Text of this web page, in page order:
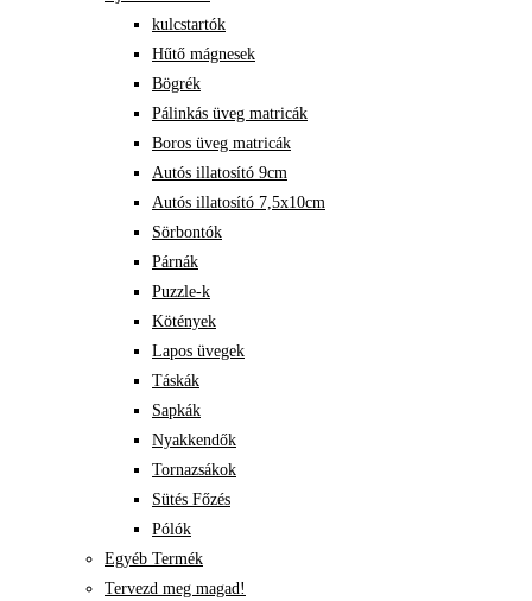
kulcstartók
Hűtő mágnesek
Bögrék
Pálinkás üveg matricák
Boros üveg matricák
Autós illatosító 9cm
Autós illatosító 7,5x10cm
Sörbontók
Párnák
Puzzle-k
Kötények
Lapos üvegek
Táskák
Sapkák
Nyakkendők
Tornazsákok
Sütés Főzés
Pólók
Egyéb Termék
Tervezd meg magad!